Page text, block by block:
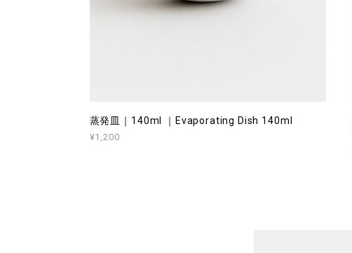
蒸発皿｜140ml ｜Evaporating Dish 140ml
¥1,200